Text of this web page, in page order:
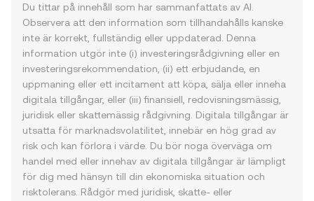
Du tittar på innehåll som har sammanfattats av AI.
Observera att den information som tillhandahålls kanske
inte är korrekt, fullständig eller uppdaterad. Denna
information utgör inte (i) investeringsrådgivning eller en
investeringsrekommendation, (ii) ett erbjudande, en
uppmaning eller ett incitament att köpa, sälja eller inneha
digitala tillgångar, eller (iii) finansiell, redovisningsmässig,
juridisk eller skattemässig rådgivning. Digitala tillgångar är
utsatta för marknadsvolatilitet, innebär en hög grad av
risk och kan förlora i värde. Du bör noga överväga om
handel med eller innehav av digitala tillgångar är lämpligt
för dig med hänsyn till din ekonomiska situation och
risktolerans. Rådgör med juridisk, skatte- eller